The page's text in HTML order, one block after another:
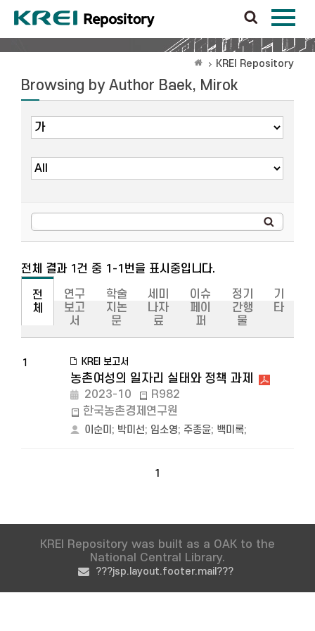
KREI Repository
Browsing by Author Baek, Mirok
전체 결과 1건 중 1-1번을 표시중입니다.
전
체
연구
보고
서
학술
지논
문
세미
나자
료
이슈
페이
퍼
정기
간행
물
기
타
1 KREI 보고서
농촌여성의 일자리 실태와 정책 과제
2023-10
R982
한국농촌경제연구원
이순미 ; 박미선; 임소영; 주종윤; 백미록;
1
KREI Repository was built as a OAK to the
National Central Library.
???jsp.layout.footer.mail???